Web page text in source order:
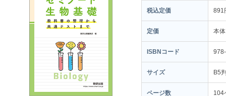
税込定価 891
定価 本
ISBNコード
サイズ B5
ページ数 104